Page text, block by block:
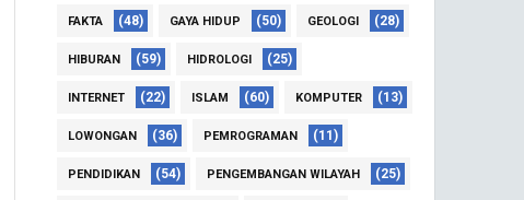
FAKTA (48) GAYA HIDUP (50) GEOLOGI (28)
HIBURAN (59) HIDROLOGI (25)
INTERNET (22) ISLAM (60) KOMPUTER (13)
LOWONGAN (36) PEMROGRAMAN (11)
PENDIDIKAN (54) PENGEMBANGAN WILAYAH (25)